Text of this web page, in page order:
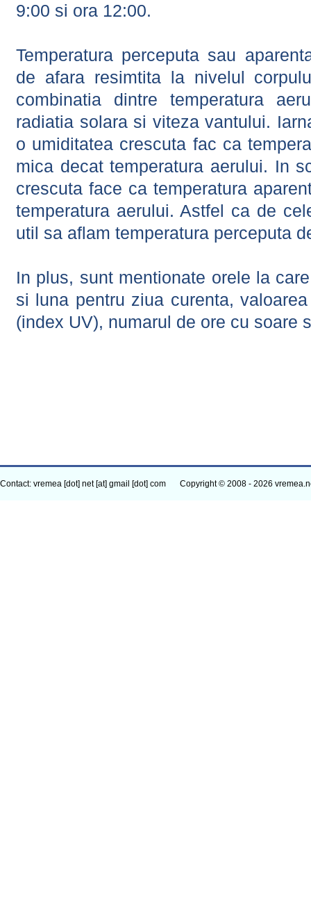
9:00 si ora 12:00.
Temperatura perceputa sau
de afara resimtita la nivelul
combinatia dintre temperatura
radiatia solara si viteza vantului.
o umiditatea crescuta fac ca
mica decat temperatura aerului. In
crescuta face ca temperatura
temperatura aerului. Astfel ca de
util sa aflam temperatura perceputa
In plus, sunt mentionate orele la
si luna pentru ziua curenta,
(index UV), numarul de ore cu soare
Contact: vremea [dot] net [at] gmail [dot] com Copyright © 2008 - 2026